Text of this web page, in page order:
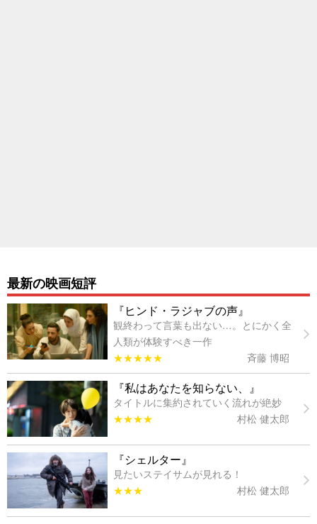
最新の映画短評
『ヒンド・ラジャブの声』
観終わって言葉も出ない…。とにかく全
人類が体験すべき一作
★★★★★
斉藤 博昭
『私はあなたを知らない、』
タイトルに集約されていく流れが絶妙
★★★★
村松 健太郎
『シェルター』
見たいステイサムが見れる！
★★★
村松 健太郎